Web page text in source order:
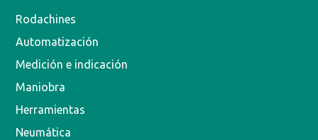
Rodachines
Automatización
Medición e indicación
Maniobra
Herramientas
Neumática